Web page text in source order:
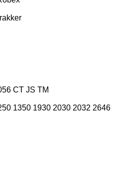
CT JS TM
1350 1930 2030 2032 2646